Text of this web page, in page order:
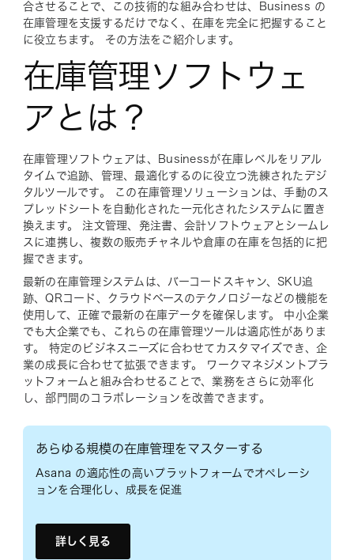
合させることで、この技術的な組み合わせは、Business の
在庫管理を支援するだけでなく、在庫を完全に把握すること
に役立ちます。 その方法をご紹介します。
在庫管理ソフトウェ
アとは？
在庫管理ソフトウェアは、Businessが在庫レベルをリアル
タイムで追跡、管理、最適化するのに役立つ洗練されたデジ
タルツールです。 この在庫管理ソリューションは、手動のス
プレッドシートを自動化された一元化されたシステムに置き
換えます。 注文管理、発注書、会計ソフトウェアとシームレ
スに連携し、複数の販売チャネルや倉庫の在庫を包括的に把
握できます。
最新の在庫管理システムは、バーコードスキャン、SKU追
跡、QRコード、クラウドベースのテクノロジーなどの機能を
使用して、正確で最新の在庫データを確保します。 中小企業
でも大企業でも、これらの在庫管理ツールは適応性がありま
す。 特定のビジネスニーズに合わせてカスタマイズでき、企
業の成長に合わせて拡張できます。 ワークマネジメントプラ
ットフォームと組み合わせることで、業務をさらに効率化
し、部門間のコラボレーションを改善できます。
あらゆる規模の在庫管理をマスターする
Asana の適応性の高いプラットフォームでオペレーシ
ョンを合理化し、成長を促進
詳しく見る